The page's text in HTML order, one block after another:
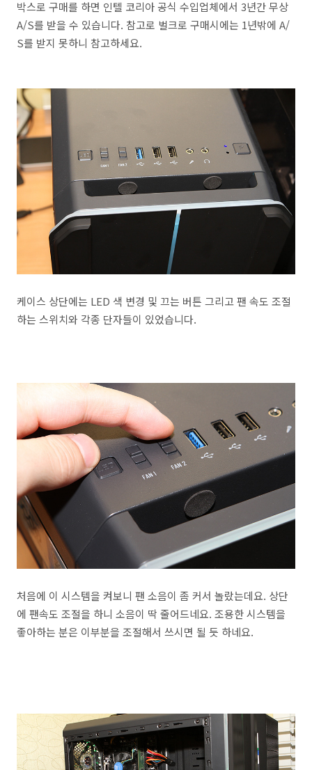
박스로 구매를 하면 인텔 코리아 공식 수입업체에서 3년간 무상
A/S를 받을 수 있습니다. 참고로 벌크로 구매시에는 1년밖에 A/
S를 받지 못하니 참고하세요.
케이스 상단에는 LED 색 변경 및 끄는 버튼 그리고 팬 속도 조절
하는 스위치와 각종 단자들이 있었습니다.
처음에 이 시스템을 켜보니 팬 소음이 좀 커서 놀랐는데요. 상단
에 팬속도 조절을 하니 소음이 딱 줄어드네요. 조용한 시스템을
좋아하는 분은 이부분을 조절해서 쓰시면 될 듯 하네요.